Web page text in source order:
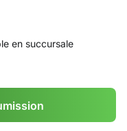
en succursale